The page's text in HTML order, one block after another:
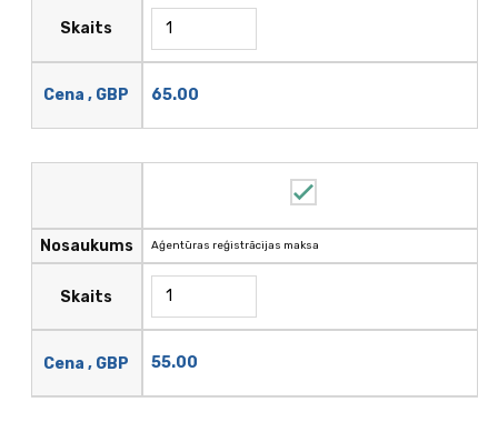
Skaits
Cena , GBP 65.00
Nosaukums
Skaits
Cena , GBP
Aģentūras reģistrācijas maksa
55.00